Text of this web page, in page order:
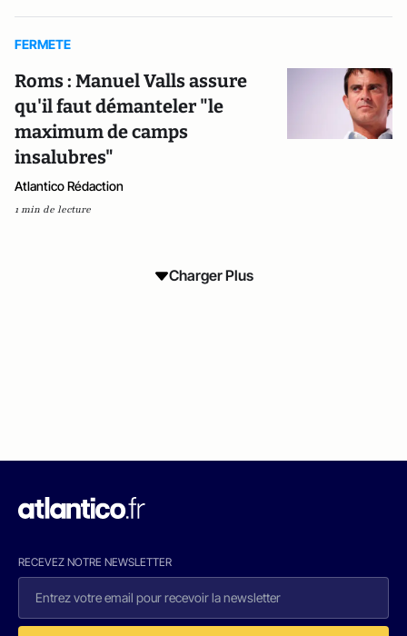
FERMETE
Roms : Manuel Valls assure
qu'il faut démanteler "le
maximum de camps
insalubres"
Atlantico Rédaction
1 min de lecture
Charger Plus
RECEVEZ NOTRE NEWSLETTER